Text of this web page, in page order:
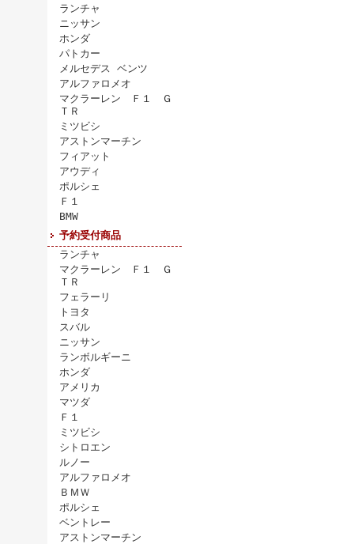
ランチャ
ニッサン
ホンダ
パトカー
メルセデス ベンツ
アルファロメオ
マクラーレン Ｆ１ Ｇ
ＴＲ
ミツビシ
アストンマーチン
フィアット
アウディ
ポルシェ
Ｆ１
BMW
予約受付商品
ランチャ
マクラーレン Ｆ１ Ｇ
ＴＲ
フェラーリ
トヨタ
スバル
ニッサン
ランボルギーニ
ホンダ
アメリカ
マツダ
Ｆ１
ミツビシ
シトロエン
ルノー
アルファロメオ
ＢＭＷ
ポルシェ
ベントレー
アストンマーチン